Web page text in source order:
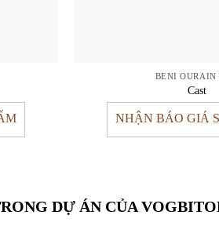
BENI OURAIN
Cast
NHẬN BÁO GIÁ
DỰ ÁN CỦA